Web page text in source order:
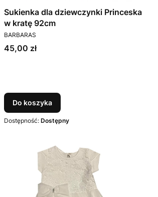
Sukienka dla dziewczynki Princeska
w kratę 92cm
PRODUCENT
BARBARAS
Cena
45,00 zł
Do koszyka
Dostępność: Dostępny